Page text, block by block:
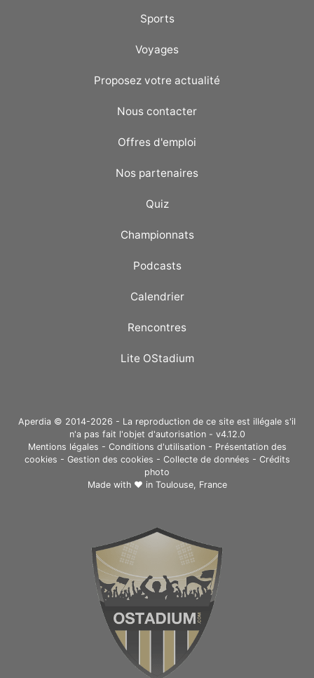
Sports
Voyages
Proposez votre actualité
Nous contacter
Offres d'emploi
Nos partenaires
Quiz
Championnats
Podcasts
Calendrier
Rencontres
Lite OStadium
Aperdia © 2014-2026 - La reproduction de ce site est illégale s'il
n'a pas fait l'objet d'autorisation - v4.12.0
Mentions légales - Conditions d'utilisation- Présentation des
cookies - Gestion des cookies - Collecte de données - Crédits
photo
Made with ❤ in Toulouse, France